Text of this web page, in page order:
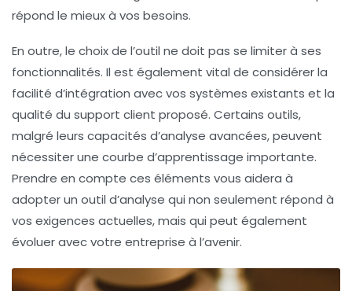
répond le mieux à vos besoins.
En outre, le choix de l’outil ne doit pas se limiter à ses
fonctionnalités. Il est également vital de considérer la
facilité d’intégration avec vos systèmes existants et la
qualité du support client proposé. Certains outils,
malgré leurs capacités d’analyse avancées, peuvent
nécessiter une courbe d’apprentissage importante.
Prendre en compte ces éléments vous aidera à
adopter un outil d’analyse qui non seulement répond à
vos exigences actuelles, mais qui peut également
évoluer avec votre entreprise à l’avenir.